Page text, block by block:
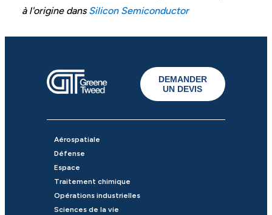
à l'origine dansSilicon Semiconductor
DEMANDER
UN DEVIS
Aérospatiale
Défense
Espace
Traitement chimique
Opérations industrielles
Sciences de la vie